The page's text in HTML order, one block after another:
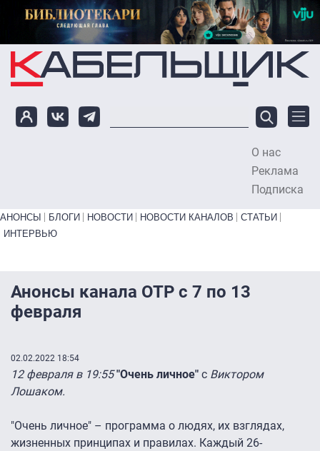
Перейти к основному содержанию
О нас
Реклама
Подписка
Primary links bottom
АНОНСЫ БЛОГИ НОВОСТИ НОВОСТИ КАНАЛОВ
СТАТЬИ
ИНТЕРВЬЮ
Анонсы канала ОТР с 7 по 13
февраля
02.02.2022 18:54
12 февраля в 19:55 "Очень личное" с Виктором
Лошаком.
"Очень личное" – программа о людях, их взглядах,
жизненных принципах и правилах. Каждый 26-